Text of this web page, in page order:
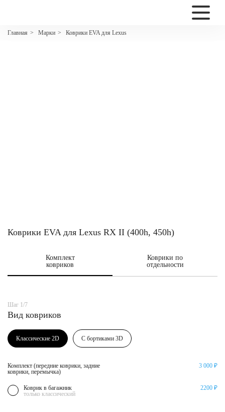
Главная > Марки > Коврики EVA для Lexus
2200
Коврики EVA для Lexus RX II (400h, 450h)
Комплект
ковриков
Коврики по
отдельности
Шаг 1/7
Вид ковриков
Классические 2D С бортиками 3D
Комплект (передние коврики, задние
коврики, перемычка)
3 000 ₽
Коврик в багажник
только классический
2200 ₽